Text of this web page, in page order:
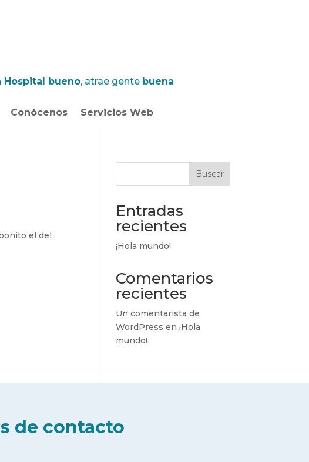
Hospital bueno, atrae gente buena
Conócenos Servicios Web
el del
Buscar
Entradas
recientes
¡Hola mundo!
Comentarios
recientes
Un comentarista de
WordPress en¡Hola
mundo!
de contacto